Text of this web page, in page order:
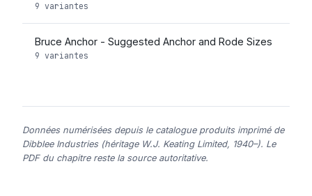
9 variantes
Bruce Anchor - Suggested Anchor and Rode Sizes
9 variantes
Données numérisées depuis le catalogue produits imprimé de
Dibblee Industries (héritage W.J. Keating Limited, 1940–). Le
PDF du chapitre reste la source autoritative.